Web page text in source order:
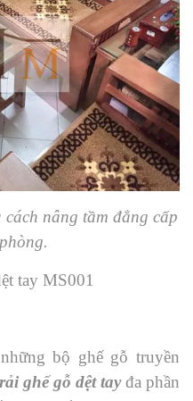
cách nâng tầm đẳng cấp
tay MS001
bộ ghế gỗ truyền
ghế gỗ dệt tayđa phần